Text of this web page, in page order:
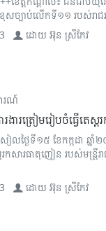
ច្បាប់លើកទី១១ របស់រាជរ
3 ដោយអ៊ុន ស្រីកែវ
ារណ៍
រងារត្រៀមរៀបចំធ្វើតេ
ៀលថ្ងៃទី១៥ ខែកក្កដា ឆ្ន
តរកសារធាតុញៀន របស់មន្ត្
3 ដោយអ៊ុន ស្រីកែវ